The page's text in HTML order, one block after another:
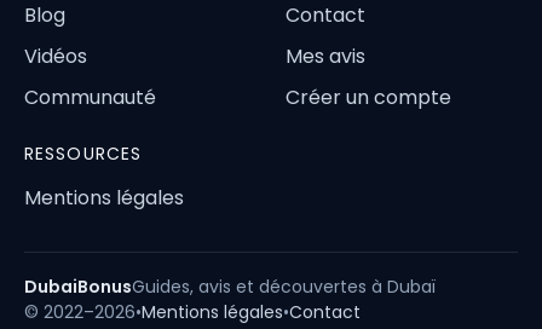
Blog
Vidéos
Communauté
Contact
Mes avis
Créer un compte
RESSOURCES
Mentions légales
DubaiBonusGuides, avis et découvertes à Dubaï
© 2022–2026•Mentions légales•Contact